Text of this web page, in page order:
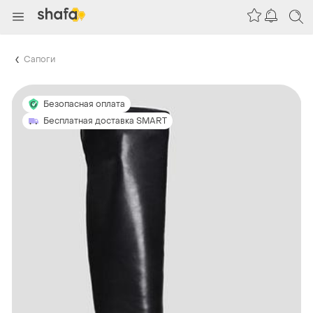
Сапоги
Безопасная оплата
Бесплатная доставка SMART